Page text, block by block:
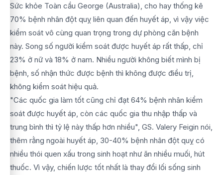
Sức khỏe Toàn cầu George (Australia), cho hay thống kê
70% bệnh nhân đột quỵ liên quan đến huyết áp, vì vậy việc
kiểm soát vô cùng quan trọng trong dự phòng căn bệnh
này. Song số người kiểm soát được huyết áp rất thấp, chỉ
23% ở nữ và 18% ở nam. Nhiều người không biết mình bị
bệnh, số nhận thức được bệnh thì không được điều trị,
không kiểm soát hiệu quả.
"Các quốc gia làm tốt cũng chỉ đạt 64% bệnh nhân kiểm
soát được huyết áp, còn các quốc gia thu nhập thấp và
trung bình thì tỷ lệ này thấp hơn nhiều", GS. Valery Feigin nói,
thêm rằng ngoài huyết áp, 30-40% bệnh nhân đột quỵ có
nhiều thói quen xấu trong sinh hoạt như ăn nhiều muối, hút
thuốc. Vì vậy, chiến lược tốt nhất là thay đổi lối sống sinh